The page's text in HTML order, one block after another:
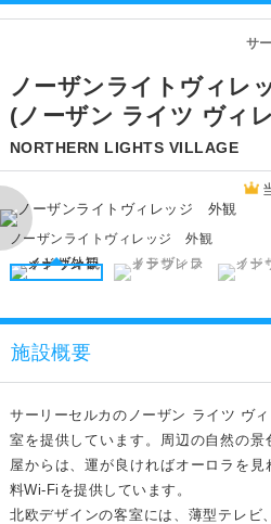
サ
ノーザンライトヴィレ
(ノーザン ライツ ヴィ
NORTHERN LIGHTS VILLAGE
ノーザンライトヴィレッジ 外観
施設概要
サーリーセルカのノーザン ライツ ヴ
室を提供しています。周辺の自然の
屋からは、運が良ければオーロラを
料Wi-Fiを提供しています。
北欧デザインの客室には、薄型テレビ